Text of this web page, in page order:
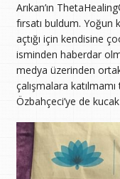
Arıkan’ın
fırsatı buldum. Yoğun
açtığı için kendisine
isminden haberdar
medya üzerinden
çalışmalara
Özbahçeci’ye de